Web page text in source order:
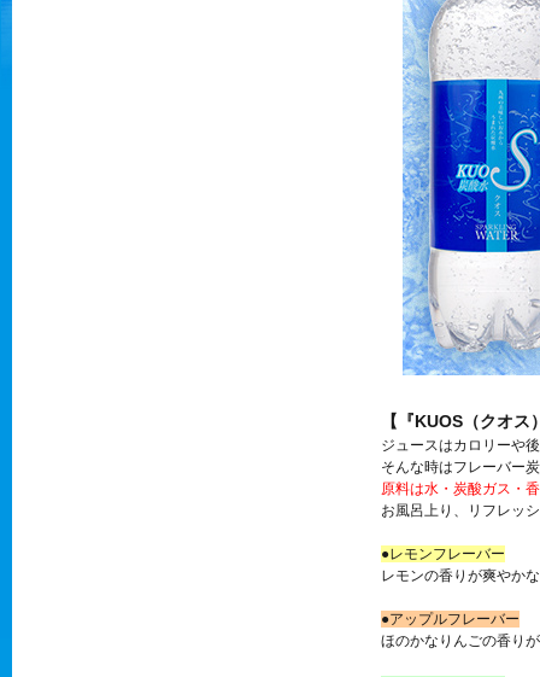
【『KUOS（クオ
ジュースはカロリーや
そんな時はフレーバー
原料は水・炭酸ガス・
お風呂上り、リフレッ
●レモンフレーバー
レモンの香りが爽やか
●アップルフレーバー
ほのかなりんごの香り